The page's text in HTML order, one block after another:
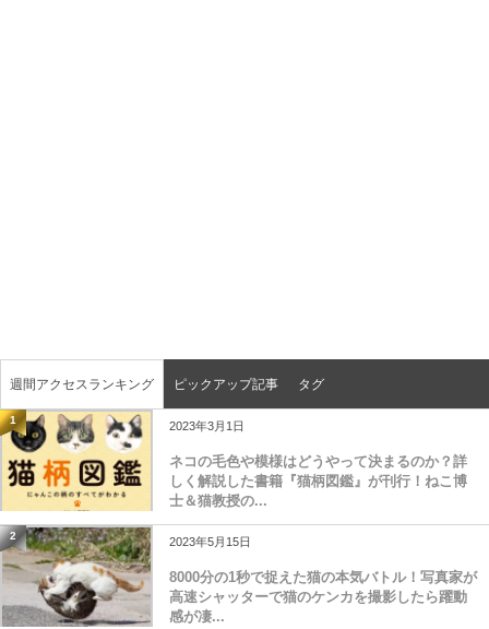
週間アクセスランキング ピックアップ記事 タグ
1 2023年3月1日
ネコの毛色や模様はどうやって決まるのか？詳
しく解説した書籍『猫柄図鑑』が刊行！ねこ博
士＆猫教授の...
2 2023年5月15日
8000分の1秒で捉えた猫の本気バトル！写真家が
高速シャッターで猫のケンカを撮影したら躍動
感が凄...